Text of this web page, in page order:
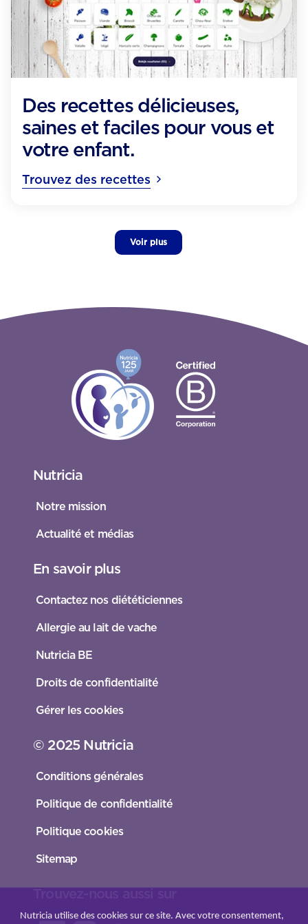
Des recettes délicieuses,
saines et faciles pour vous et
votre enfant.
Trouvez des recettes
Voir plus
Nutricia
Notre mission
Actualité et médias
En savoir plus
Contactez nos diététiciennes
Allergie au lait de vache
Nutricia BE
Droits de confidentialité
Gérer les cookies
© 2025 Nutricia
Conditions générales
Politique de confidentialité
Politique cookies
Sitemap
Nutricia utilise des cookies sur ce site. Avec votre consentement,